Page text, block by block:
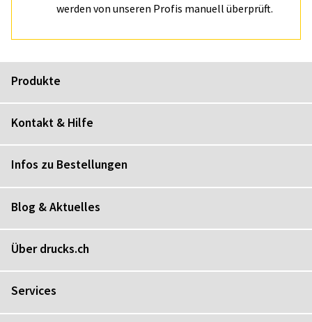
werden von unseren Profis manuell überprüft.
Produkte
Kontakt & Hilfe
Infos zu Bestellungen
Blog & Aktuelles
Über drucks.ch
Services